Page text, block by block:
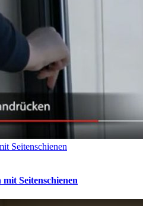
Seitenschienen
Seitenschienen